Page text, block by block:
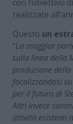
con l’obiettivo
realizzate
Questo un
“La maggior
sulla linea della
produzione
focalizzandosi
per il futuro di
Altri invece
attività esistenti